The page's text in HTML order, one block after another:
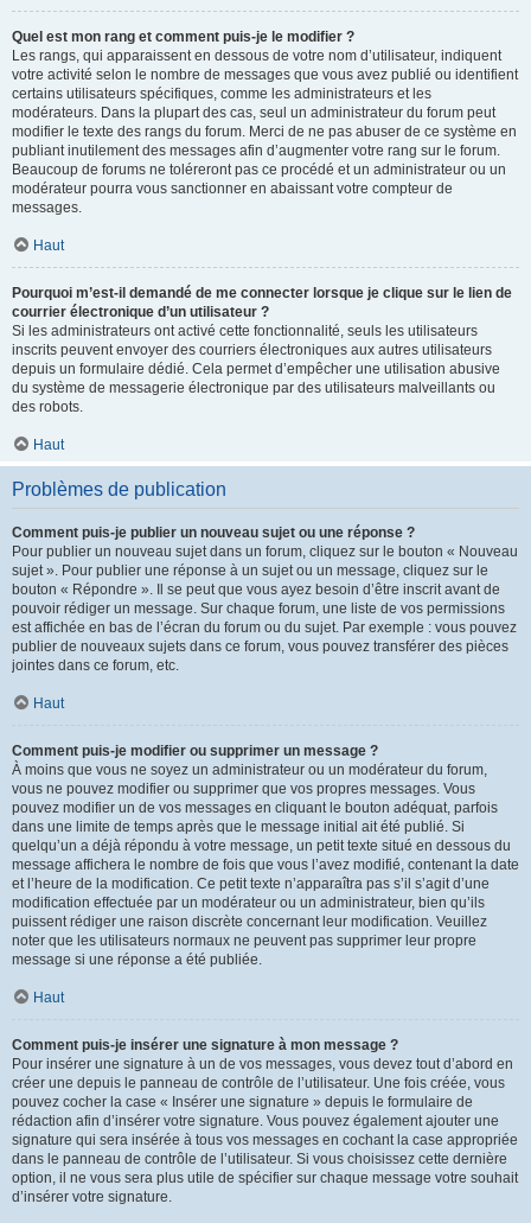
Quel est mon rang et comment puis-je le modifier ?
Les rangs, qui apparaissent en dessous de votre nom d’utilisateur, indiquent
votre activité selon le nombre de messages que vous avez publié ou identifient
certains utilisateurs spécifiques, comme les administrateurs et les
modérateurs. Dans la plupart des cas, seul un administrateur du forum peut
modifier le texte des rangs du forum. Merci de ne pas abuser de ce système en
publiant inutilement des messages afin d’augmenter votre rang sur le forum.
Beaucoup de forums ne toléreront pas ce procédé et un administrateur ou un
modérateur pourra vous sanctionner en abaissant votre compteur de
messages.
Haut
Pourquoi m’est-il demandé de me connecter lorsque je clique sur le lien de
courrier électronique d’un utilisateur ?
Si les administrateurs ont activé cette fonctionnalité, seuls les utilisateurs
inscrits peuvent envoyer des courriers électroniques aux autres utilisateurs
depuis un formulaire dédié. Cela permet d’empêcher une utilisation abusive
du système de messagerie électronique par des utilisateurs malveillants ou
des robots.
Haut
Problèmes de publication
Comment puis-je publier un nouveau sujet ou une réponse ?
Pour publier un nouveau sujet dans un forum, cliquez sur le bouton « Nouveau
sujet ». Pour publier une réponse à un sujet ou un message, cliquez sur le
bouton « Répondre ». Il se peut que vous ayez besoin d’être inscrit avant de
pouvoir rédiger un message. Sur chaque forum, une liste de vos permissions
est affichée en bas de l’écran du forum ou du sujet. Par exemple : vous pouvez
publier de nouveaux sujets dans ce forum, vous pouvez transférer des pièces
jointes dans ce forum, etc.
Haut
Comment puis-je modifier ou supprimer un message ?
À moins que vous ne soyez un administrateur ou un modérateur du forum,
vous ne pouvez modifier ou supprimer que vos propres messages. Vous
pouvez modifier un de vos messages en cliquant le bouton adéquat, parfois
dans une limite de temps après que le message initial ait été publié. Si
quelqu’un a déjà répondu à votre message, un petit texte situé en dessous du
message affichera le nombre de fois que vous l’avez modifié, contenant la date
et l’heure de la modification. Ce petit texte n’apparaîtra pas s’il s’agit d’une
modification effectuée par un modérateur ou un administrateur, bien qu’ils
puissent rédiger une raison discrète concernant leur modification. Veuillez
noter que les utilisateurs normaux ne peuvent pas supprimer leur propre
message si une réponse a été publiée.
Haut
Comment puis-je insérer une signature à mon message ?
Pour insérer une signature à un de vos messages, vous devez tout d’abord en
créer une depuis le panneau de contrôle de l’utilisateur. Une fois créée, vous
pouvez cocher la case « Insérer une signature » depuis le formulaire de
rédaction afin d’insérer votre signature. Vous pouvez également ajouter une
signature qui sera insérée à tous vos messages en cochant la case appropriée
dans le panneau de contrôle de l’utilisateur. Si vous choisissez cette dernière
option, il ne vous sera plus utile de spécifier sur chaque message votre souhait
d’insérer votre signature.